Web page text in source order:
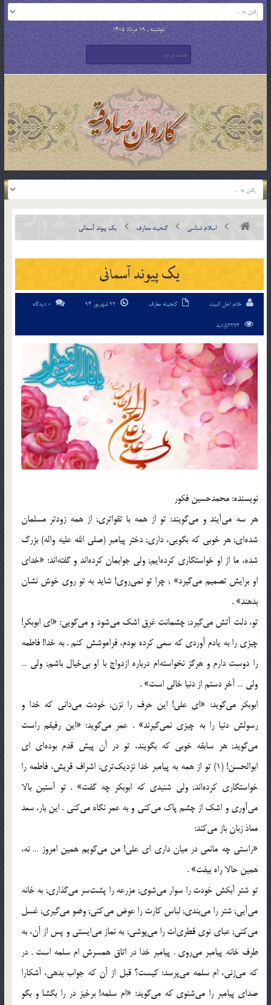
دوشنبه , 19 مرداد 1405
اسلام شناسی گنجینه معارف یک پیوند آسمانی
یک پیوند آسمانی
خادم اهل البیت گنجینه معارف 0 دیدگاه
نويسنده: محمدحسین فکور
هر سه می‌آیند و می‌گویند: تو از همه با تقواتری; از همه زودتر مسلمان
شده‌ای; هر خوبی که بگویی، داری; دختر پیامبر (صلی الله علیه واله) بزرگ
شده، ما از او خواستگاری کرده‌ایم; ولی جوابمان کرده‌اند و گفته‌اند: «خدای
او برایش تصمیم می‌گیرد» ; چرا تو نمی‌روی! شاید به تو روی خوش نشان
بدهند» .
تو، دلت آتش می‌گیرد; چشمانت غرق اشک می‌شود و می‌گویی: «ای ابوبکر!
چیزی را به یادم آوردی که سعی کرده بودم، فراموشش کنم . به خدا! فاطمه
را دوست دارم و هرگز نخواسته‌ام درباره ازدواج با او بی‌خیال باشم; ولی …
ولی … آخر دستم از دنیا خالی است‌» .
ابوبکر می‌گوید: «ای علی! این حرف را نزن; خودت می‌دانی که خدا و
رسولش دنیا را به چیزی نمی‌گیرند» . عمر می‌گوید: «این رفیقم راست
می‌گوید; هر سابقه خوبی که بگویند، تو در آن پیش قدم بوده‌ای ای
ابوالحسن! (1) تو از همه به پیامبر خدا نزدیک‌تری; اشراف قریش، فاطمه را
خواستگاری کرده‌اند; ولی شنیدی که ابوبکر چه گفت‌» . تو آستین بالا
می‌آوری و اشک از چشم پاک می‌کنی و به عمر نگاه می‌کنی . این بار، سعد
معاذ زبان باز می‌کند:
«راستی چه مانعی در میان داری ای علی! من می‌گویم همین امروز … نه،
همین حالا راه بیفت‌» .
تو شتر آبکش خودت را سوار می‌شوی; مزرعه را پشت‌سر می‌گذاری; به خانه
می‌آیی; شتر را می‌بندی; لباس کارت را عوض می‌کنی; وضو می‌گیری; غسل
می‌کنی; عبای نوی قطری‌ات را می‌پوشی; به نماز می‌ایستی و پس از آن، به
طرف خانه پیامبر می‌روی . پیامبر خدا در اتاق همسرش ام سلمه است . در
که می‌زنی، ام سلمه می‌پرسد: کیست؟ قبل از آن که جواب بدهی، آشکارا
صدای پیامبر را می‌شنوی که می‌گوید: «ام سلمه! برخیز در را بگشا و بگو